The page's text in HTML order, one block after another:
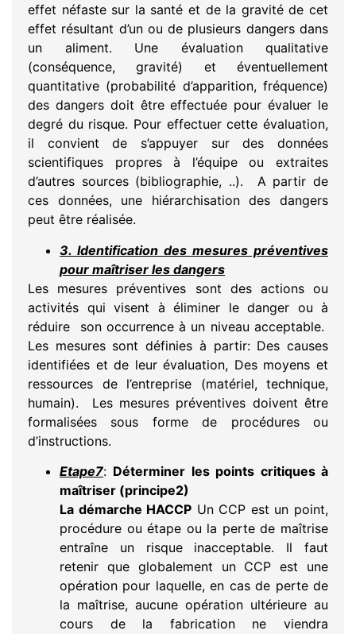
effet néfaste sur la santé et de la gravité de cet
effet résultant d’un ou de plusieurs dangers dans
un aliment. Une évaluation qualitative
(conséquence, gravité) et éventuellement
quantitative (probabilité d’apparition, fréquence)
des dangers doit être effectuée pour évaluer le
degré du risque. Pour effectuer cette évaluation,
il convient de s’appuyer sur des données
scientifiques propres à l’équipe ou extraites
d’autres sources (bibliographie, ..). A partir de
ces données, une hiérarchisation des dangers
peut être réalisée.
3. Identification des mesures préventives
pour maîtriser les dangers
Les mesures préventives sont des actions ou
activités qui visent à éliminer le danger ou à
réduire son occurrence à un niveau acceptable.
Les mesures sont définies à partir: Des causes
identifiées et de leur évaluation, Des moyens et
ressources de l’entreprise (matériel, technique,
humain). Les mesures préventives doivent être
formalisées sous forme de procédures ou
d’instructions.
Etape7: Déterminer les points critiques à
maîtriser (principe2)
La démarche HACCP Un CCP est un point,
procédure ou étape ou la perte de maîtrise
entraîne un risque inacceptable. Il faut
retenir que globalement un CCP est une
opération pour laquelle, en cas de perte de
la maîtrise, aucune opération ultérieure au
cours de la fabrication ne viendra